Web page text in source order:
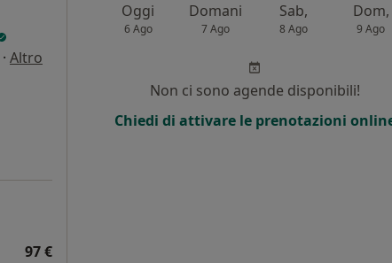
· Altro
97 €
Oggi
6 Ago
Domani
7 Ago
Sab,
8 Ago
Dom,
9 Ago
Non ci sono agende disponibili!
Chiedi di attivare le prenotazioni